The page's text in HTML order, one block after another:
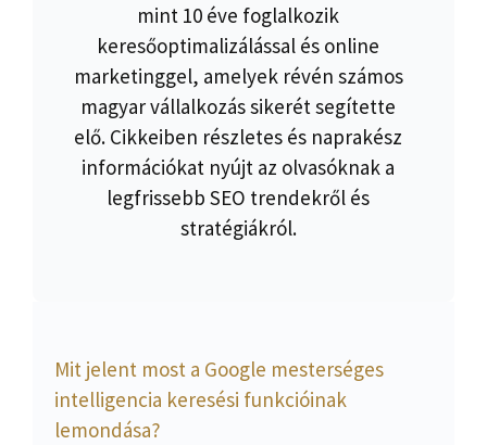
mint 10 éve foglalkozik
keresőoptimalizálással és online
marketinggel, amelyek révén számos
magyar vállalkozás sikerét segítette
elő. Cikkeiben részletes és naprakész
információkat nyújt az olvasóknak a
legfrissebb SEO trendekről és
stratégiákról.
Mit jelent most a Google mesterséges
intelligencia keresési funkcióinak
lemondása?